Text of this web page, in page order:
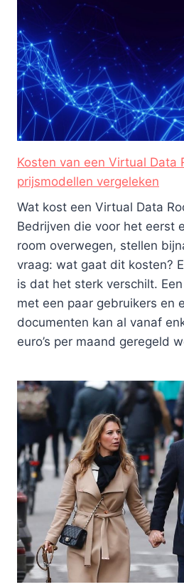
Kosten van een Virtual Data
prijsmodellen vergeleken
Wat kost een Virtual Data
Bedrijven die voor het eerst
room overwegen, stellen
vraag: wat gaat dit kosten?
is dat het sterk verschilt.
met een paar gebruikers en
documenten kan al vanaf
euro’s per maand geregeld